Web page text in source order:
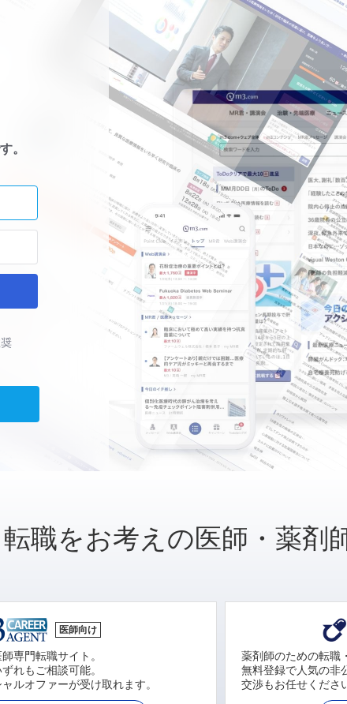
。
転職をお考えの医師・薬剤
医師向け
専門転職サイト。
れもご相談可能。
ルオファーが受け取れます。
薬剤師のための転職
無料登録で人気の非
交渉もお任せくださ